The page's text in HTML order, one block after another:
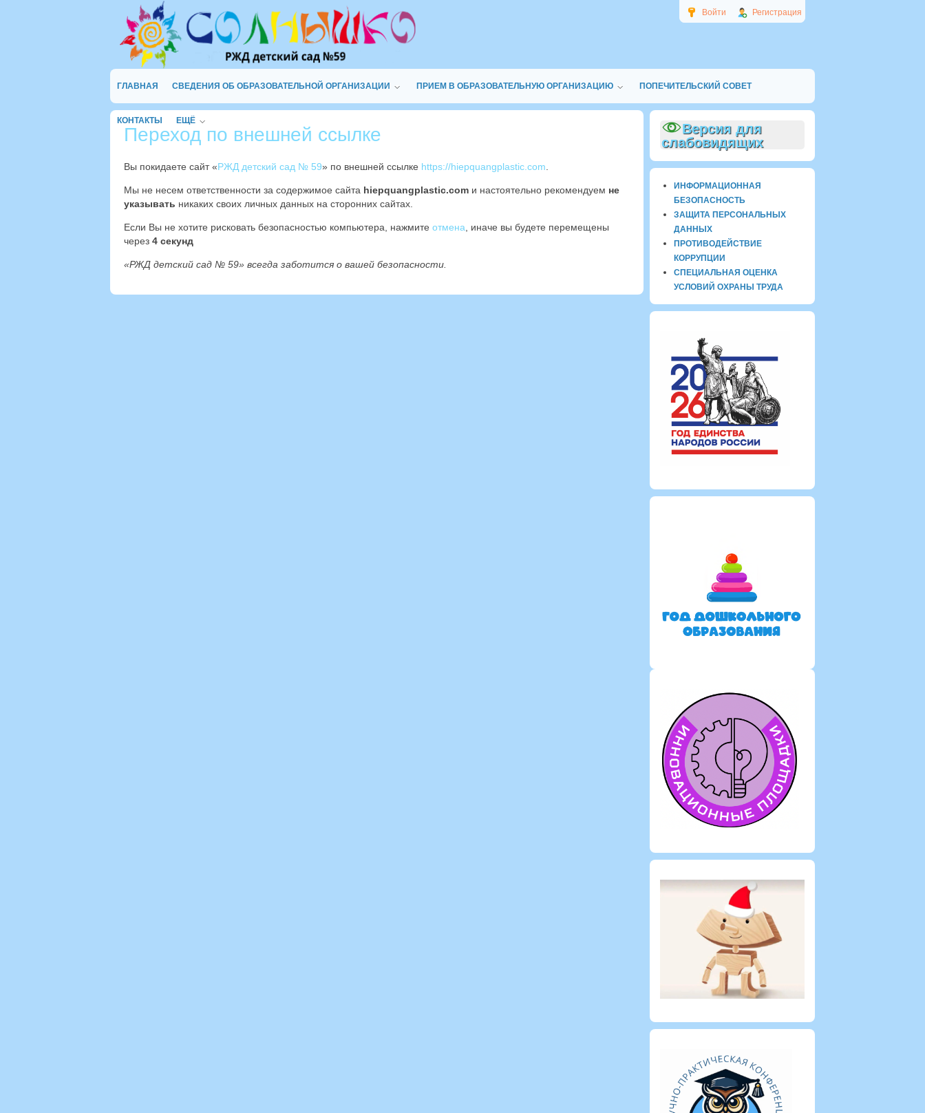
Войти Регистрация
ГЛАВНАЯ СВЕДЕНИЯ ОБ ОБРАЗОВАТЕЛЬНОЙ ОРГАНИЗАЦИИ ПРИЕМ В ОБРАЗОВАТЕЛЬНУЮ ОРГАНИЗАЦИЮ ПОПЕЧИТЕЛЬСКИЙ СОВЕТ
КОНТАКТЫ ЕЩЁ
Переход по внешней ссылке
Вы покидаете сайт «РЖД детский сад № 59» по внешней ссылке https://hiepquangplastic.com
Мы не несем ответственности за содержимое сайта hiepquangplastic.com и настоятельно рекомендуем не
указывать никаких своих личных данных на сторонних сайтах.
Если Вы не хотите рисковать безопасностью компьютера, нажмите отмена , иначе вы будете перемещены
через 3 секунд
«РЖД детский сад № 59» всегда заботится о вашей безопасности.
Версия для
слабовидящих
ИНФОРМАЦИОННАЯ
БЕЗОПАСНОСТЬ
ЗАЩИТА ПЕРСОНАЛЬНЫХ
ДАННЫХ
ПРОТИВОДЕЙСТВИЕ
КОРРУПЦИИ
СПЕЦИАЛЬНАЯ ОЦЕНКА
УСЛОВИЙ ОХРАНЫ ТРУДА